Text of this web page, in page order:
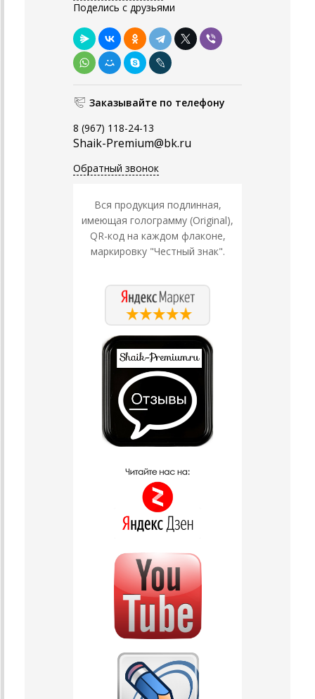
Поделись с друзьями
Заказывайте по телефону
8 (967) 118-24-13
Shaik-Premium@bk.ru
Обратный звонок
Вся продукция подлинная,
имеющая голограмму (Original),
QR-код на каждом флаконе,
маркировку "Честный знак".